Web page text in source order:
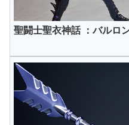
聖闘士聖衣神話 ：バルロ